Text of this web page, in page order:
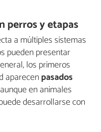
perros y etapas
a múltiples sistemas
pueden presentar
los primeros
aparecenpasados
en animales
desarrollarse con